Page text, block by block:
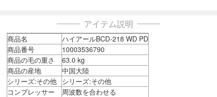
アイテム説明
商品名
ハイアールBCD-218 WD PD
商品番号
10003536790
商品の毛の重さ
63.0 kg
商品の産地
中国大陸
シリーズ:その他 シリーズ:その他
コンプレッサー
周波数を合わせる